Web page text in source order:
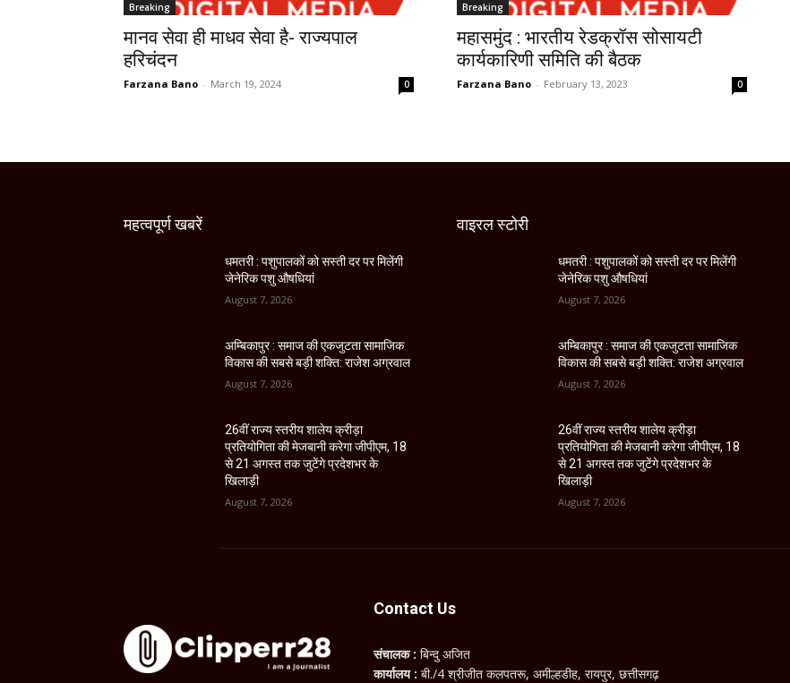
Breaking
मानव सेवा ही माधव सेवा है- राज्यपाल
हरिचंदन
Farzana Bano - March 19, 2024 0
Breaking
महासमुंद : भारतीय रेडक्रॉस सोसायटी
कार्यकारिणी समिति की बैठक
Farzana Bano - February 13, 2023 0
महत्वपूर्ण खबरें
धमतरी : पशुपालकों को सस्ती दर पर मिलेंगी
जेनेरिक पशु औषधियां
August 7, 2026
अम्बिकापुर : समाज की एकजुटता सामाजिक
विकास की सबसे बड़ी शक्ति: राजेश अग्रवाल
August 7, 2026
26वीं राज्य स्तरीय शालेय क्रीड़ा
प्रतियोगिता की मेजबानी करेगा जीपीएम, 18
से 21 अगस्त तक जुटेंगे प्रदेशभर के
खिलाड़ी
August 7, 2026
वाइरल स्टोरी
धमतरी : पशुपालकों को सस्ती दर पर मिलेंगी
जेनेरिक पशु औषधियां
August 7, 2026
अम्बिकापुर : समाज की एकजुटता सामाजिक
विकास की सबसे बड़ी शक्ति: राजेश अग्रवाल
August 7, 2026
26वीं राज्य स्तरीय शालेय क्रीड़ा
प्रतियोगिता की मेजबानी करेगा जीपीएम, 18
से 21 अगस्त तक जुटेंगे प्रदेशभर के
खिलाड़ी
August 7, 2026
Contact Us
संचालक : बिन्दु अजित
कार्यालय : बी./4 श्रीजीत कलपतरू, अमील्हडीह, रायपुर, छत्तीसगढ़